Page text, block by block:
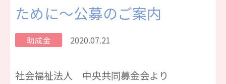
ために～公募のご案内
助成金 2020.07.21
社会福祉法人 中央共同募金会より